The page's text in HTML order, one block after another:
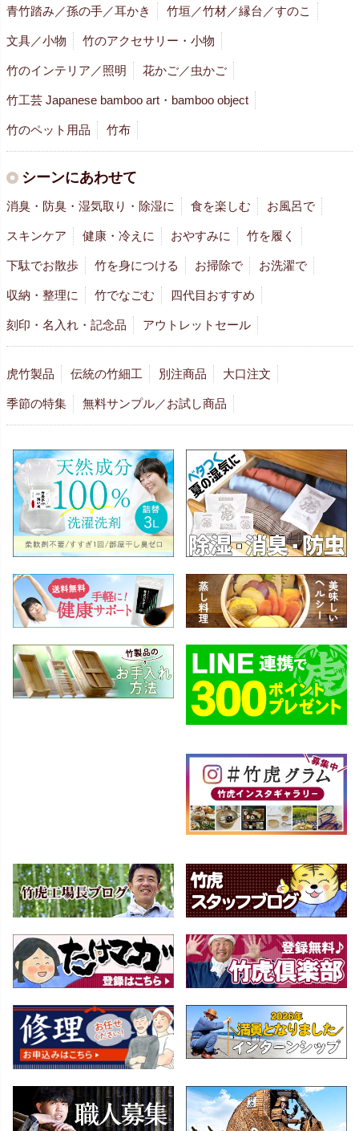
青竹踏み／孫の手／耳かき 竹垣／竹材／縁台／すのこ
文具／小物 竹のアクセサリー・小物
竹のインテリア／照明 花かご／虫かご
竹工芸 Japanese bamboo art・bamboo object
竹のペット用品 竹布
シーンにあわせて
消臭・防臭・湿気取り・除湿に 食を楽しむ お風呂で
スキンケア 健康・冷えに おやすみに 竹を履く
下駄でお散歩 竹を身につける お掃除で お洗濯で
収納・整理に 竹でなごむ 四代目おすすめ
刻印・名入れ・記念品 アウトレットセール
虎竹製品 伝統の竹細工 別注商品 大口注文
季節の特集 無料サンプル／お試し商品